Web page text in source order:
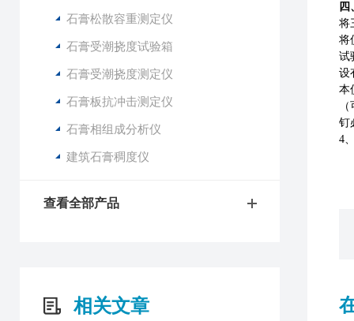
石膏松散容重测定仪
石膏受潮挠度试验箱
石膏受潮挠度测定仪
石膏板抗冲击测定仪
石膏相组成分析仪
建筑石膏稠度仪
查看全部产品
相关文章
四
将
将
试
设
本
钉
4